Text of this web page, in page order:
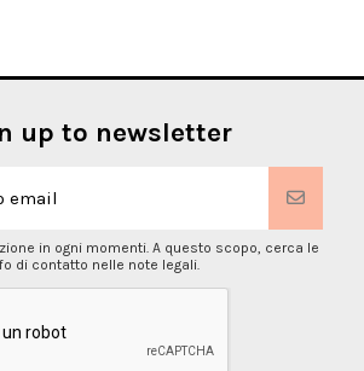
up to newsletter
in ogni momenti. A questo scopo, cerca le
di contatto nelle note legali.